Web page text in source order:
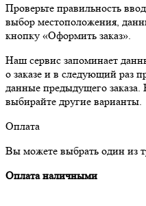
Проверьте правильность
выбор местоположения,
кнопку «Оформить заказ».
Наш сервис запоминает
о заказе и в следующий раз
данные предыдущего заказа.
выбирайте другие варианты.
Оплата
Вы можете выбрать один из
Оплата наличными